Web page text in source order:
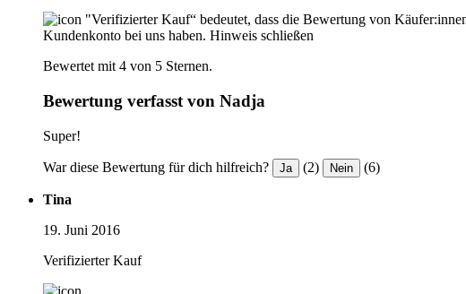
"Verifizierter Kauf“ bedeutet, dass die Bewertung von
Kundenkonto bei uns haben. Hinweis schließen
Bewertet mit 4 von 5 Sternen.
Bewertung verfasst von Nadja
Super!
War diese Bewertung für dich hilfreich? Ja (2) Nein (6)
Tina
19. Juni 2016
Verifizierter Kauf